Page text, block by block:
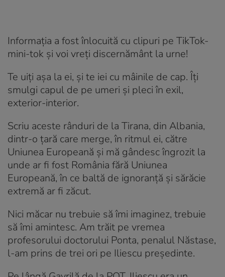
Informația a fost înlocuită cu clipuri pe TikTok-
mini-tok și voi vreți discernământ la urne!
Te uiți așa la ei, și te iei cu mâinile de cap. Îți
smulgi capul de pe umeri și pleci în exil,
exterior-interior.
Scriu aceste rânduri de la Tirana, din Albania,
dintr-o țară care merge, în ritmul ei, către
Uniunea Europeană și mă gândesc îngrozit la
unde ar fi fost România fără Uniunea
Europeană, în ce baltă de ignoranță și sărăcie
extremă ar fi zăcut.
Nici măcar nu trebuie să îmi imaginez, trebuie
să îmi amintesc. Am trăit pe vremea
profesorului doctorului Ponta, penalul Năstase,
l-am prins de trei ori pe Iliescu președinte.